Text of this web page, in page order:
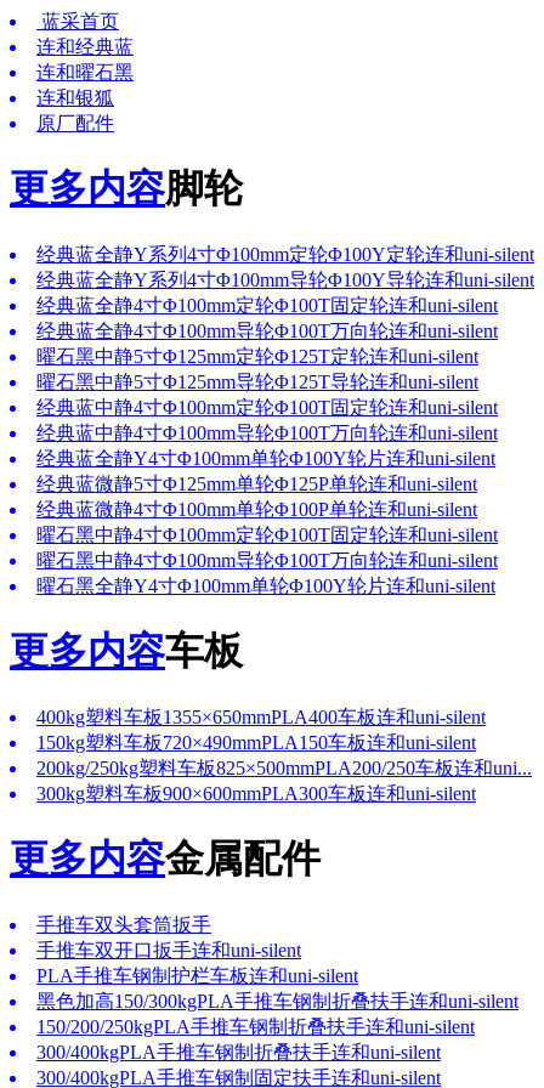
蓝采首页
连和经典蓝
连和曜石黑
连和银狐
原厂配件
更多内容脚轮
经典蓝全静Y系列4寸Φ100mm定轮Φ100Y定轮连和uni-silent
经典蓝全静Y系列4寸Φ100mm导轮Φ100Y导轮连和uni-silent
经典蓝全静4寸Φ100mm定轮Φ100T固定轮连和uni-silent
经典蓝全静4寸Φ100mm导轮Φ100T万向轮连和uni-silent
曜石黑中静5寸Φ125mm定轮Φ125T定轮连和uni-silent
曜石黑中静5寸Φ125mm导轮Φ125T导轮连和uni-silent
经典蓝中静4寸Φ100mm定轮Φ100T固定轮连和uni-silent
经典蓝中静4寸Φ100mm导轮Φ100T万向轮连和uni-silent
经典蓝全静Y4寸Φ100mm单轮Φ100Y轮片连和uni-silent
经典蓝微静5寸Φ125mm单轮Φ125P单轮连和uni-silent
经典蓝微静4寸Φ100mm单轮Φ100P单轮连和uni-silent
曜石黑中静4寸Φ100mm定轮Φ100T固定轮连和uni-silent
曜石黑中静4寸Φ100mm导轮Φ100T万向轮连和uni-silent
曜石黑全静Y4寸Φ100mm单轮Φ100Y轮片连和uni-silent
更多内容车板
400kg塑料车板1355×650mmPLA400车板连和uni-silent
150kg塑料车板720×490mmPLA150车板连和uni-silent
200kg/250kg塑料车板825×500mmPLA200/250车板连和uni...
300kg塑料车板900×600mmPLA300车板连和uni-silent
更多内容金属配件
手推车双头套筒扳手
手推车双开口扳手连和uni-silent
PLA手推车钢制护栏车板连和uni-silent
黑色加高150/300kgPLA手推车钢制折叠扶手连和uni-silent
150/200/250kgPLA手推车钢制折叠扶手连和uni-silent
300/400kgPLA手推车钢制折叠扶手连和uni-silent
300/400kgPLA手推车钢制固定扶手连和uni-silent